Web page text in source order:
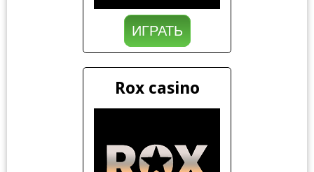
ИГРАТЬ
Rox casino